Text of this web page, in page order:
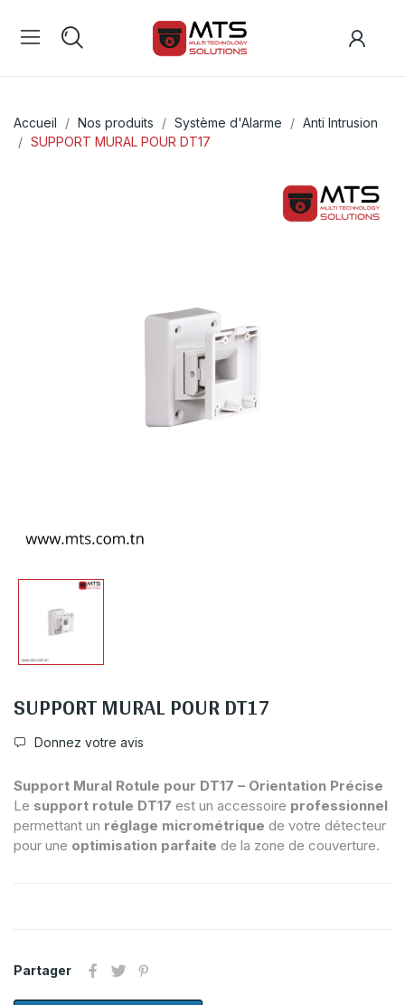
Accueil Nos produits Système d'Alarme
Anti Intrusion
SUPPORT MURAL POUR DT17
SUPPORT MURAL POUR DT17
Donnez votre avis
Support Mural Rotule pour DT17 – Orientation Précise
Le support rotule DT17 est un accessoire professionnel
permettant un réglage micrométrique de votre détecteur
pour une optimisation parfaite de la zone de couverture.
Partager